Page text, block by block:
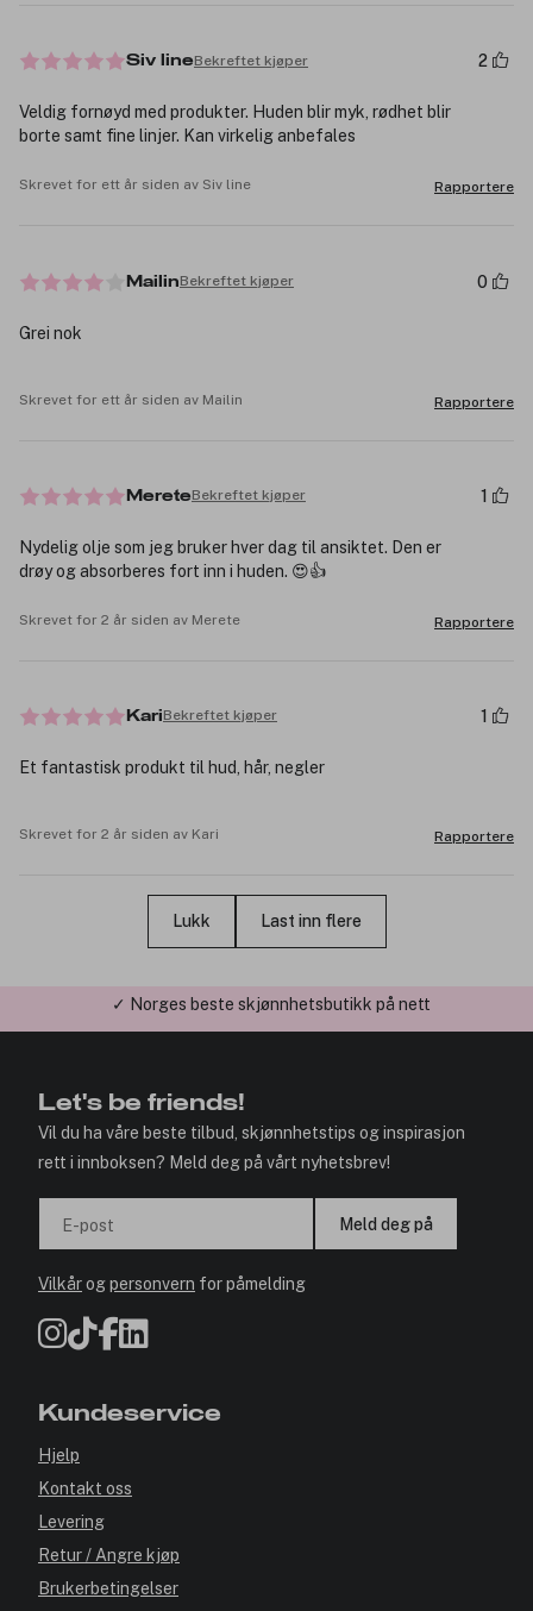
Siv lineBekreftet kjøper 2
Veldig fornøyd med produkter. Huden blir myk, rødhet blir
borte samt fine linjer. Kan virkelig anbefales
Skrevet for ett år siden av Siv line Rapportere
MailinBekreftet kjøper 0
Grei nok
Skrevet for ett år siden av Mailin Rapportere
MereteBekreftet kjøper 1
Nydelig olje som jeg bruker hver dag til ansiktet. Den er
drøy og absorberes fort inn i huden. 😍👍
Skrevet for 2 år siden av Merete Rapportere
KariBekreftet kjøper 1
Et fantastisk produkt til hud, hår, negler
Skrevet for 2 år siden av Kari Rapportere
Lukk Last inn flere
✓ Årets Nettbutikk 2026 og 2025
Let's be friends!
Vil du ha våre beste tilbud, skjønnhetstips og inspirasjon
rett i innboksen? Meld deg på vårt nyhetsbrev!
E-post Meld deg på
Vilkårogpersonvern for påmelding
Kundeservice
Hjelp
Kontakt oss
Levering
Retur / Angre kjøp
Brukerbetingelser